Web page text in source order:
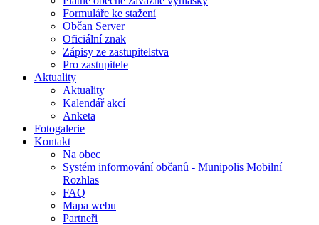
Formuláře ke stažení
Občan Server
Oficiální znak
Zápisy ze zastupitelstva
Pro zastupitele
Aktuality
Aktuality
Kalendář akcí
Anketa
Fotogalerie
Kontakt
Na obec
Systém informování občanů - Munipolis Mobilní
Rozhlas
FAQ
Mapa webu
Partneři